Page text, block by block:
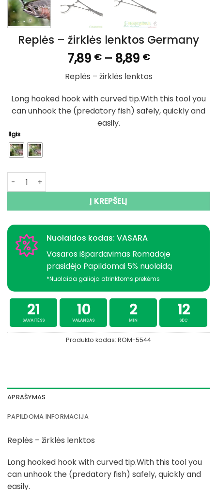
Replės – žirklės lenktos Germany
7,89 € – 8,89 €Price
7,89 €
through
8,89 €
Replės – žirklės lenktos
Long hooked hook with curved tip.With this tool you
can unhook the (predatory fish) safely, quickly and
easily.
Ilgis
produkto kiekis: Replės - žirklės lenktos Germany
Į KREPŠELĮ
Nuolaidos kodas: VASARA
Vasaros išpardavimas Romadoje
prasidėjo Papildomai 5% nuolaidą
*Nuolaida galioja atrinktoms prekėms
21
SAVAITĖSS
10
VALANDAS
2
MIN
11
SEC
Produkto kodas: ROM-5544
APRAŠYMAS
PAPILDOMA INFORMACIJA
Replės – žirklės lenktos
Long hooked hook with curved tip.With this tool you
can unhook the (predatory fish) safely, quickly and
easily.